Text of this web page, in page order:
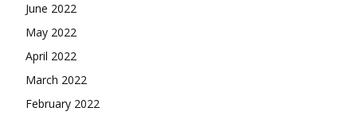
June 2022
May 2022
April 2022
March 2022
February 2022